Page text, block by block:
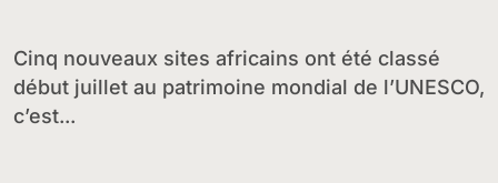
Cinq nouveaux sites africains ont été classé
début juillet au patrimoine mondial de l’UNESCO,
c’est...